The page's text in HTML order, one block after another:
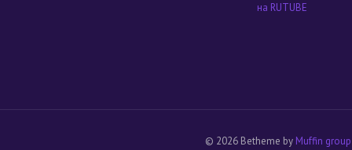
на RUTUBE
© 2026 Betheme by Muffin group